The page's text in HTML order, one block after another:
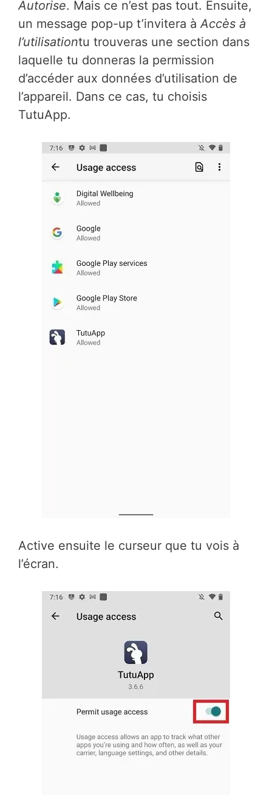
Autorise. Mais ce n’est pas tout. Ensuite,
un message pop-up t’invitera à Accès à
l’utilisationtu trouveras une section dans
laquelle tu donneras la permission
d’accéder aux données d’utilisation de
l’appareil. Dans ce cas, tu choisis
TutuApp.
Active ensuite le curseur que tu vois à
l’écran.